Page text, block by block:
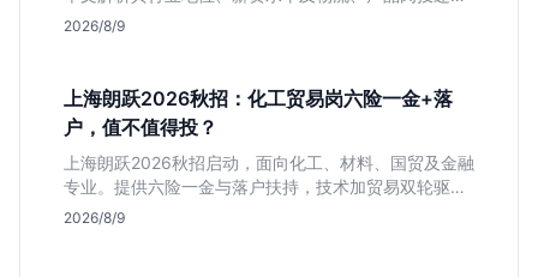
略，助你判断是否适合这种高强度职业起步。
2026/8/9
上海朗跃2026秋招：化工贸易岗六险一金+落
户，值不值得投？
上海朗跃2026秋招启动，面向化工、材料、国贸及金融
专业。提供六险一金与落户扶持，技术加贸易双轮驱动
模式稳定性高。本文解读岗位需求与福利含金量，帮应
2026/8/9